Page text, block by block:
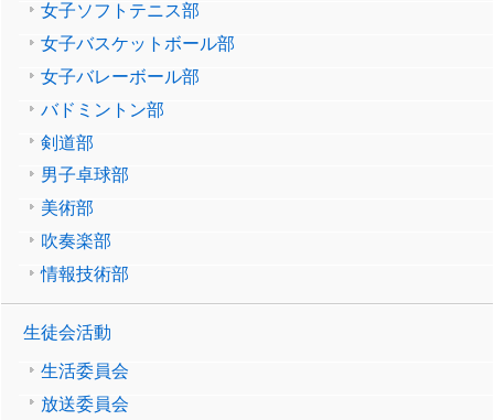
女子ソフトテニス部
女子バスケットボール部
女子バレーボール部
バドミントン部
剣道部
男子卓球部
美術部
吹奏楽部
情報技術部
生徒会活動
生活委員会
放送委員会